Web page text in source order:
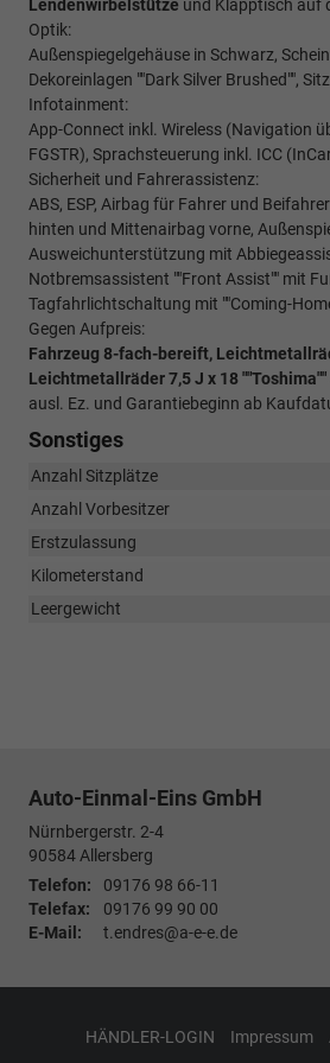
Lendenwirbelstütze und Klapptisch auf
Optik:
Außenspiegelgehäuse in Schwarz,
Dekoreinlagen ""Dark Silver Brushed"",
Infotainment:
App-Connect inkl. Wireless (Navigation
FGSTR), Sprachsteuerung inkl. ICC
Sicherheit und Fahrerassistenz:
ABS, ESP, Airbag für Fahrer und
hinten und Mittenairbag vorne,
Ausweichunterstützung mit
Notbremsassistent ""Front Assist"" mit
Tagfahrlichtschaltung mit ""Coming-
Gegen Aufpreis:
Fahrzeug 8-fach-bereift,
Leichtmetallräder 7,5 J x 18
ausl. Ez. und Garantiebeginn ab
Sonstiges
Anzahl Sitzplätze
Anzahl Vorbesitzer
Erstzulassung
Kilometerstand
Leergewicht
Auto-Einmal-Eins GmbH
Nürnbergerstr. 2-4
90584Allersberg
Telefon:
09176 98 66-11
Telefax:
09176 99 90 00
E-Mail:
t.endres@a-e-e.de
HÄNDLER-LOGIN Impressum